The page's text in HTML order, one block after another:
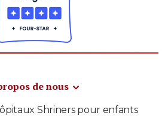
de nous
Shriners pour enfants